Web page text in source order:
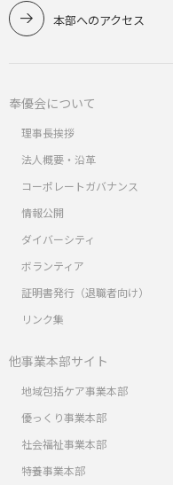
本部へのアクセス
奉優会について
理事長挨拶
法人概要・沿革
コーポレートガバナンス
情報公開
ダイバーシティ
ボランティア
証明書発行（退職者向け）
リンク集
他事業本部サイト
地域包括ケア事業本部
優っくり事業本部
社会福祉事業本部
特養事業本部